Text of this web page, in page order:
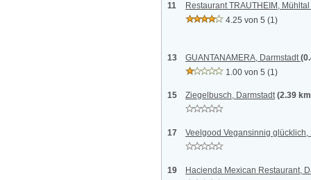
11
Restaurant TRAUTHEIM, Mühltal
4.25 von 5 (1)
13 GUANTANAMERA, Darmstadt
1.00 von 5 (1)
15 Ziegelbusch, Darmstadt (2.39
17 Veelgood Vegansinnig
19 Hacienda Mexican Restaurant,